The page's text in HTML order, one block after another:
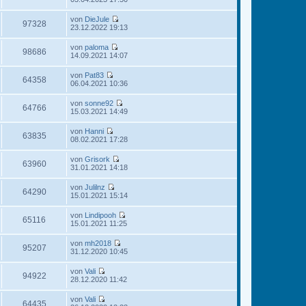
r
r
t
r
t
r
97328 von DieJule
N
s
t
r
e
i
r
g
23.12.2022 19:13
98686 von paloma
N
s
t
e
r
t
r
a
g
14.09.2021 14:07
64358 von Pat83
N
u
e
s
t
r
e
i
r
a
g
06.04.2021 10:36
64766 von sonne92
N
s
t
r
t
r
a
g
15.03.2021 14:49
63835 von Hanni
N
u
e
s
t
e
r
i
t
r
a
g
08.02.2021 17:28
63960 von Grisork
N
s
t
e
r
i
r
g
31.01.2021 14:18
64290 von Julilnz
N
e
s
t
e
r
i
t
r
15.01.2021 15:14
65116 von Lindipooh
N
s
t
r
i
15.01.2021 11:25
95207 von mh2018
N
s
t
31.12.2020 10:45
94922 von Vali
N
28.12.2020 11:42
64435 von Vali